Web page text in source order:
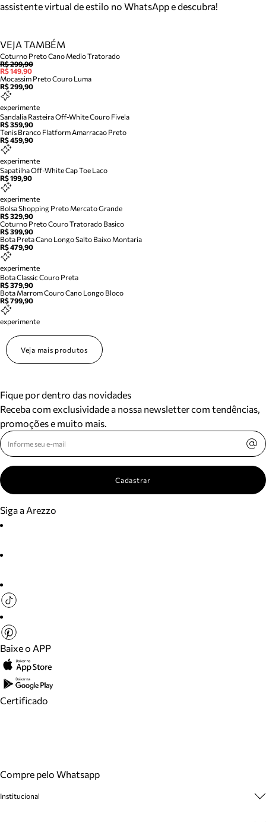
assistente virtual de estilo no WhatsApp e descubra!
VEJA TAMBÉM
Coturno Preto Cano Medio Tratorado
R$ 299,90
R$ 149,90
Mocassim Preto Couro Luma
R$ 299,90
experimente
Sandalia Rasteira Off-White Couro Fivela
R$ 359,90
Tenis Branco Flatform Amarracao Preto
R$ 459,90
experimente
Sapatilha Off-White Cap Toe Laco
R$ 199,90
experimente
Bolsa Shopping Preto Mercato Grande
R$ 329,90
Coturno Preto Couro Tratorado Basico
R$ 399,90
Bota Preta Cano Longo Salto Baixo Montaria
R$ 479,90
experimente
Bota Classic Couro Preta
R$ 379,90
Bota Marrom Couro Cano Longo Bloco
R$ 799,90
experimente
Veja mais produtos
Fique por dentro das novidades
Receba com exclusividade a nossa newsletter com tendências,
promoções e muito mais.
Cadastrar
Siga a Arezzo
Baixe o APP
Certificado
Compre pelo Whatsapp
Institucional